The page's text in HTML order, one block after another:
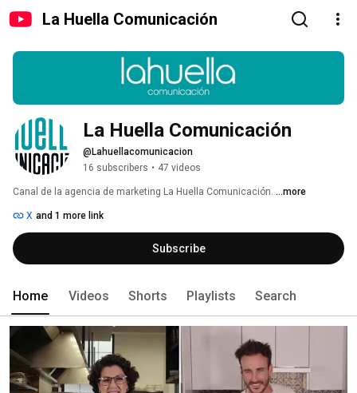
La Huella Comunicación
La Huella Comunicación
@Lahuellacomunicacion
16 subscribers • 47 videos
Canal de la agencia de marketing La Huella Comunicación. ...more
X and 1 more link
Subscribe
Home Videos Shorts Playlists Search